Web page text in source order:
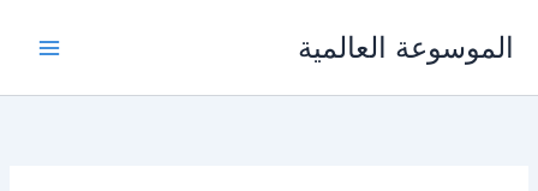
الموسوعة العالمية